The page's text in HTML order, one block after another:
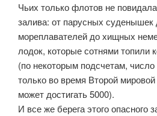
Чьих только флотов не
залива: от парусных суденышек
мореплавателей до хищных
лодок, которые сотнями топили
(по некоторым подсчетам,
только во время Второй
может достигать 5000).
И все же берега этого опасного